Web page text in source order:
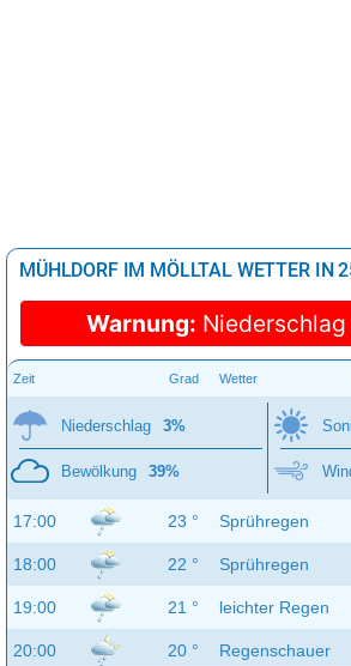
MÜHLDORF IM MÖLLTAL WETTER IN
Warnung: Niederschlag
Zeit Grad Wetter
Niederschlag 3%
Bewölkung 39%
17:00 23 ° Sprühregen
18:00 22 ° Sprühregen
19:00 21 ° leichter Regen
20:00 20 ° Regenschauer